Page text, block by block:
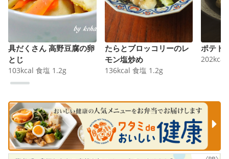
具だくさん 高野豆腐の卵
とじ
103kcal 食塩 1.2g
たらとブロッコリーのレ
モン塩炒め
136kcal 食塩 1.2g
ポテト
202kcal